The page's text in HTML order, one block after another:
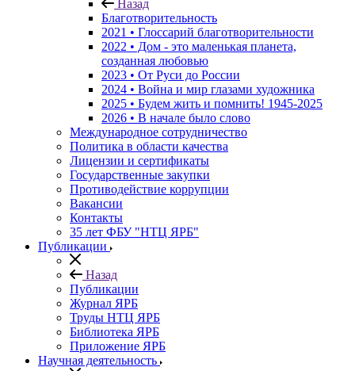
Назад
Благотворительность
2021 • Глоссарий благотворительности
2022 • Дом - это маленькая планета,
созданная любовью
2023 • От Руси до России
2024 • Война и мир глазами художника
2025 • Будем жить и помнить! 1945-2025
2026 • В начале было слово
Международное сотрудничество
Политика в области качества
Лицензии и сертификаты
Государственные закупки
Противодействие коррупции
Вакансии
Контакты
35 лет ФБУ "НТЦ ЯРБ"
Публикации
Назад
Публикации
Журнал ЯРБ
Труды НТЦ ЯРБ
Библиотека ЯРБ
Приложение ЯРБ
Научная деятельность